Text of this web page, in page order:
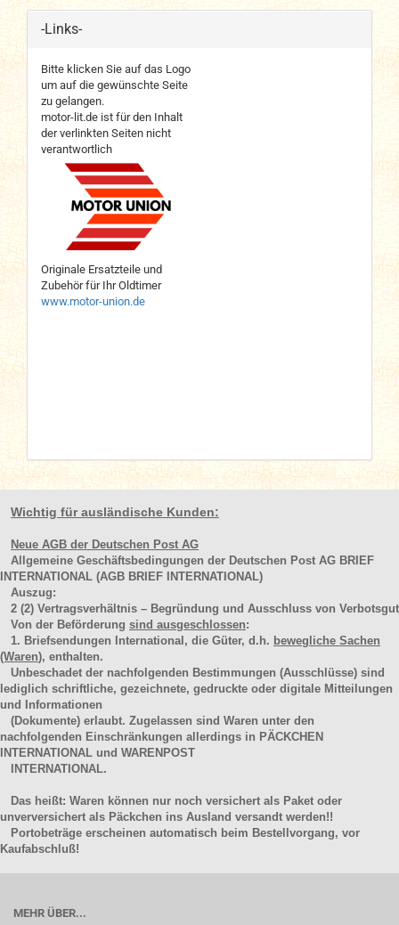
-Links-
Bitte klicken Sie auf das Logo
um auf die gewünschte Seite
zu gelangen.
motor-lit.de ist für den Inhalt
der verlinkten Seiten nicht
verantwortlich
Originale Ersatzteile und
Zubehör für Ihr Oldtimer
www.motor-union.de
Wichtig für ausländische Kunden:
Neue AGB der Deutschen Post AG
Allgemeine Geschäftsbedingungen der Deutschen Post AG BRIEF
INTERNATIONAL (AGB BRIEF INTERNATIONAL)
Auszug:
2 (2) Vertragsverhältnis – Begründung und Ausschluss von Verbotsgut
Von der Beförderung sind ausgeschlossen:
1. Briefsendungen International, die Güter, d.h. bewegliche Sachen
(Waren), enthalten.
Unbeschadet der nachfolgenden Bestimmungen (Ausschlüsse) sind
lediglich schriftliche, gezeichnete, gedruckte oder digitale Mitteilungen
und Informationen
(Dokumente) erlaubt. Zugelassen sind Waren unter den
nachfolgenden Einschränkungen allerdings in PÄCKCHEN
INTERNATIONAL und WARENPOST
INTERNATIONAL.
Das heißt: Waren können nur noch versichert als Paket oder
unverversichert als Päckchen ins Ausland versandt werden!!
Portobeträge erscheinen automatisch beim Bestellvorgang, vor
Kaufabschluß!
MEHR ÜBER...